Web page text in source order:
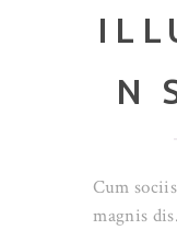
N
Cum
magnis